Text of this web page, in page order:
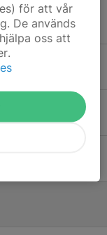
för att vår
De används
oss att